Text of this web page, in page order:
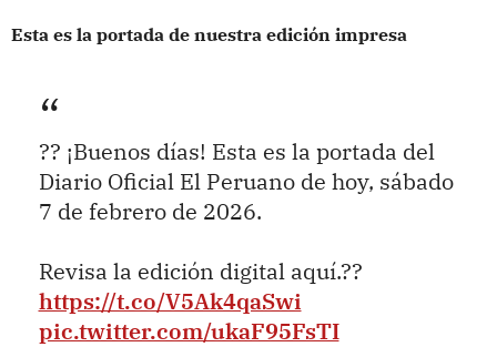
Esta es la portada de nuestra edición impresa
?? ¡Buenos días! Esta es la portada del
Diario Oficial El Peruano de hoy, sábado
7 de febrero de 2026.
Revisa la edición digital aquí.??
https://t.co/V5Ak4qaSwi
pic.twitter.com/ukaF95FsTI